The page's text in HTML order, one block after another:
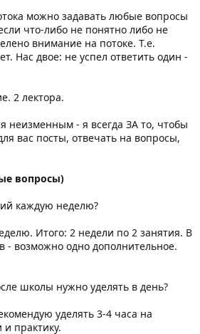
можно задавать любые вопросы
что-либо не понятно либо не
внимание на потоке. Т.е.
Нас двое: не успел ответить один -
2 лектора.
неизменным - я всегда ЗА то, чтобы
вас посты, отвечать на вопросы,
вопросы)
каждую неделю?
Итого: 2 недели по 2 занятия. В
- возможно одно дополнительное.
школы нужно уделять в день?
уделять 3-4 часа на
практику.